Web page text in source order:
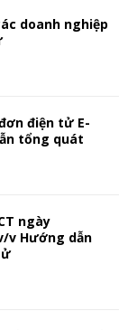
doanh nghiệp
điện tử E-
tổng quát
ngày
v Hướng dẫn